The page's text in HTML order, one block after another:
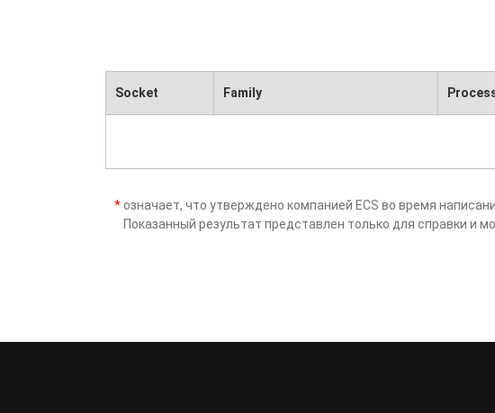
Socket Family
* означает, что утверждено компанией ECS во время
Показанный результат представлен только для справки и